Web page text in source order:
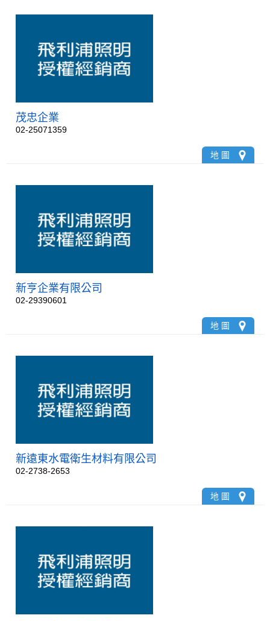
茂忠企業
02-25071359
地 圖
新亨企業有限公司
02-29390601
地 圖
新遠東水電衛生材料有限公司
02-2738-2653
地 圖